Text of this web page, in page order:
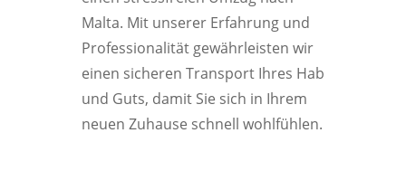
Malta. Mit unserer Erfahrung und
Professionalität gewährleisten wir
einen sicheren Transport Ihres Hab
und Guts, damit Sie sich in Ihrem
neuen Zuhause schnell wohlfühlen.